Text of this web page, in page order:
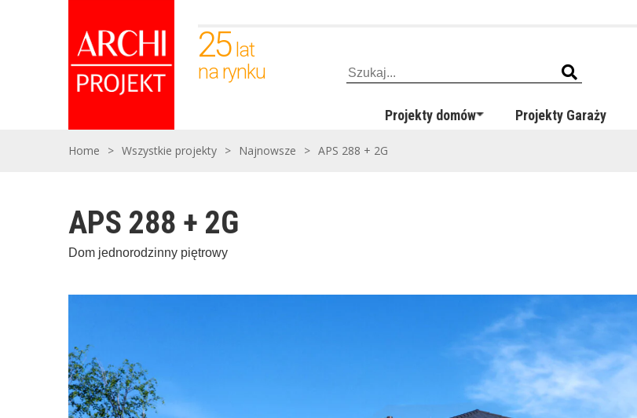
25 lat
na rynku
Projekty domów Projekty Garaży
Home > Wszystkie projekty > Najnowsze > APS 288 + 2G
APS 288 + 2G
Dom jednorodzinny piętrowy